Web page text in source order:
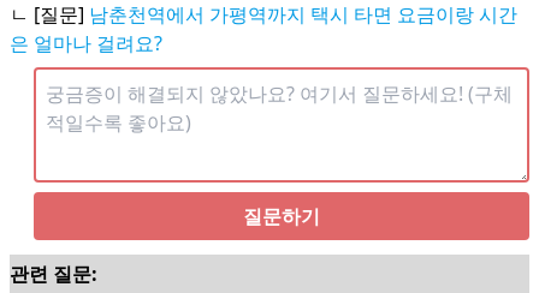
ㄴ [질문] 남춘천역에서 가평역까지 택시 타면 요금이랑 시간
은 얼마나 걸려요?
질문하기
관련 질문: